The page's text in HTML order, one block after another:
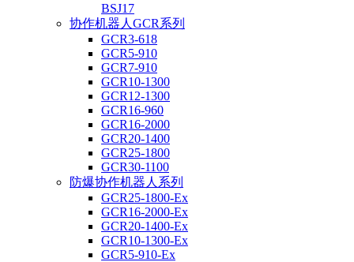
BSJ17
协作机器人GCR系列
GCR3-618
GCR5-910
GCR7-910
GCR10-1300
GCR12-1300
GCR16-960
GCR16-2000
GCR20-1400
GCR25-1800
GCR30-1100
防爆协作机器人系列
GCR25-1800-Ex
GCR16-2000-Ex
GCR20-1400-Ex
GCR10-1300-Ex
GCR5-910-Ex